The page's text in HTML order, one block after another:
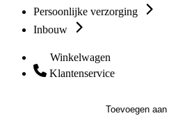
Persoonlijke verzorging
Inbouw
Winkelwagen
Klantenservice
Toevoegen